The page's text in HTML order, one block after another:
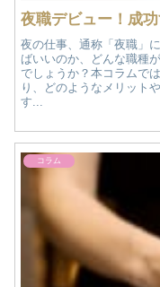
夜の仕事、通称「夜職」
ばいいのか、どんな職種
でしょうか？本コラムで
り、どのようなメリット
す...
コラム